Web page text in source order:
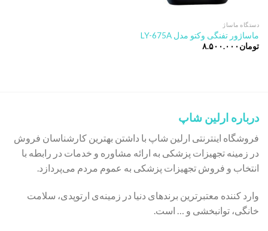
دستگاه ماساژ
ماساژور تفنگی وکتو مدل LY-675A
تومان ۸.۵۰۰.۰۰۰
درباره ارلین شاپ
فروشگاه اینترنتی ارلین شاپ با داشتن بهترین کارشناسان فروش
در زمینه تجهیزات پزشکی به ارائه مشاوره و خدمات در رابطه با
انتخاب و فروش تجهیزات پزشکی به عموم مردم می‌پردازد.
وارد کننده معتبرترین برندهای دنیا در زمینه‌ی ارتوپدی، سلامت
خانگی، توانبخشی و … است.